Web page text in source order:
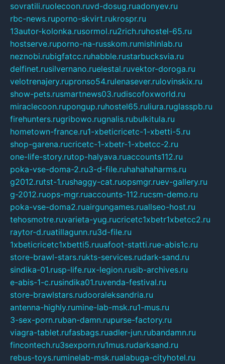
sovratili.ruolecoon.ruvd-dosug.ruadonyev.ru
rbc-news.ruporno-skvirt.rukrospr.ru
13autor-kolonka.rusormol.ru2rich.ruhostel-65.ru
hostserve.ruporno-na-russkom.rumishinlab.ru
neznobi.rubigfatcc.ruhabble.rustarbucksvia.ru
delfinet.rusilvernano.ruelestal.ruvektor-doroga.ru
velotrenajery.rupronso54.rulenasever.rulovinskix.ru
show-pets.rusmartnews03.rudiscofoxworld.ru
miraclecoon.rupongup.ruhostel65.ruliura.ruglasspb.ru
firehunters.rugribowo.rugnalis.rubulkitula.ru
hometown-france.ru1-xbeticricetc-1-xbetti-5.ru
shop-garena.rucricetc-1-xbetr-1-xbetcc-2.ru
one-life-story.rutop-halyava.ruaccounts112.ru
poka-vse-doma-2.ru3-d-file.ruhahahaharms.ru
g2012.rutst-1.rushaggy-cat.ruopsmgr.ruev-gallery.ru
g-2012.ruops-mgr.ruaccounts-112.rucsm-demo.ru
poka-vse-doma2.ruairgungames.ruallseo-host.ru
tehosmotre.ruvarieta-yug.rucricetc1xbetr1xbetcc2.ru
raytor-d.ruatillagunn.ru3d-file.ru
1xbeticricetc1xbetti5.ruuafoot-statti.rue-abis1c.ru
store-brawl-stars.rukts-services.rudark-sand.ru
sindika-01.rusp-life.rux-legion.rusib-archives.ru
e-abis-1-c.rusindika01.ruvenda-festival.ru
store-brawlstars.rudooraleksandria.ru
antenna-highly.rumine-lab-msk.ru1-mus.ru
3-sex-porn.ruban-damn.rupurse-factory.ru
viagra-tablet.rufasbags.ruadler-jun.rubandamn.ru
fincontech.ru3sexporn.ru1mus.rudarksand.ru
rebus-toys.ruminelab-msk.rualabuga-cityhotel.ru